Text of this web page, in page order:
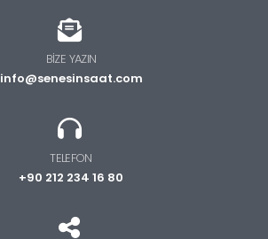
BIZE YAZIN
info@senesinsaat.com
TELEFON
+90 212 234 16 80